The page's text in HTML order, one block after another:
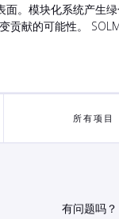
。模块化系统产生
献的可能性。
所有项目
有问题吗？